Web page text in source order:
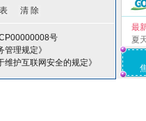
号
理规定》
护互联网安全的规定》
最
夏